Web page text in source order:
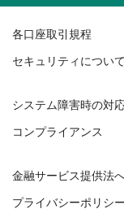
各口座取引規程
セキュリティについて
システム障害時の対
コンプライアンス
金融サービス提供法
プライバシーポリシー